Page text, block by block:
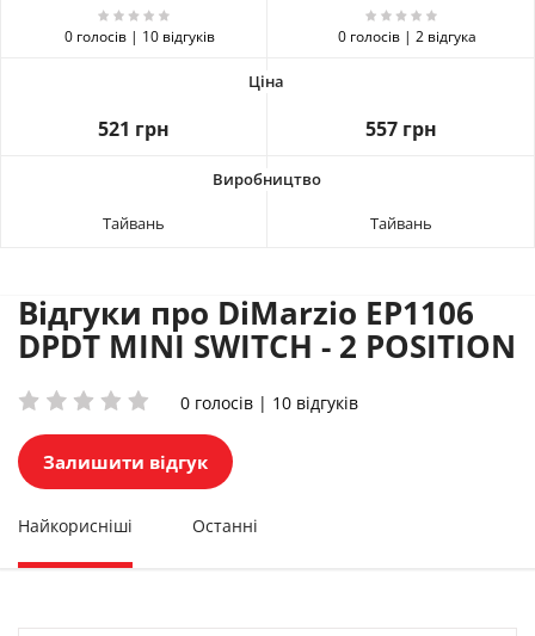
0 голосів | 10 відгуків 0 голосів | 2 відгука
521 грн 557 грн
Тайвань Тайвань
Відгуки про DiMarzio EP1106
DPDT MINI SWITCH - 2 POSITION
0 голосів | 10 відгуків
Залишити відгук
Найкорисніші Останні